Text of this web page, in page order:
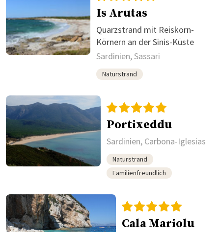
Is Arutas
Quarzstrand mit Reiskorn-
Körnern an der Sinis-Küste
Sardinien, Sassari
Naturstrand
Portixeddu
Sardinien, Carbona-Iglesias
Naturstrand
Familienfreundlich
Cala Mariolu